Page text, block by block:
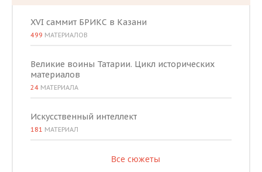
XVI саммит БРИКС в Казани
499 МАТЕРИАЛОВ
Великие воины Татарии. Цикл исторических
материалов
24 МАТЕРИАЛА
Искусственный интеллект
181 МАТЕРИАЛ
Все сюжеты